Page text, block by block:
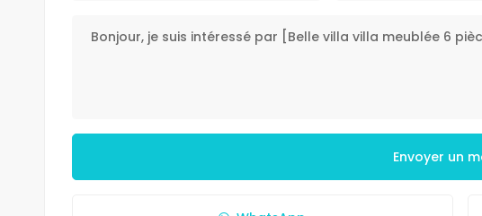
Envoyer un